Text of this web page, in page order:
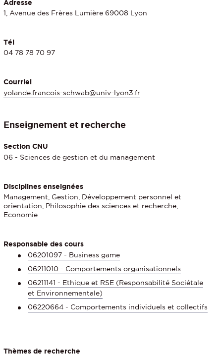
Adresse
1, Avenue des Frères Lumière 69008 Lyon
Tél
04 78 78 70 97
Courriel
yolande.francois-schwab@univ-lyon3.fr
Enseignement et recherche
Section CNU
06 - Sciences de gestion et du management
Disciplines enseignées
Management, Gestion, Développement personnel et
orientation, Philosophie des sciences et recherche,
Economie
Responsable des cours
06201097 - Business game
06211010 - Comportements organisationnels
06211141 - Ethique et RSE (Responsabilité Sociétale
et Environnementale)
06220664 - Comportements individuels et collectifs
Thèmes de recherche